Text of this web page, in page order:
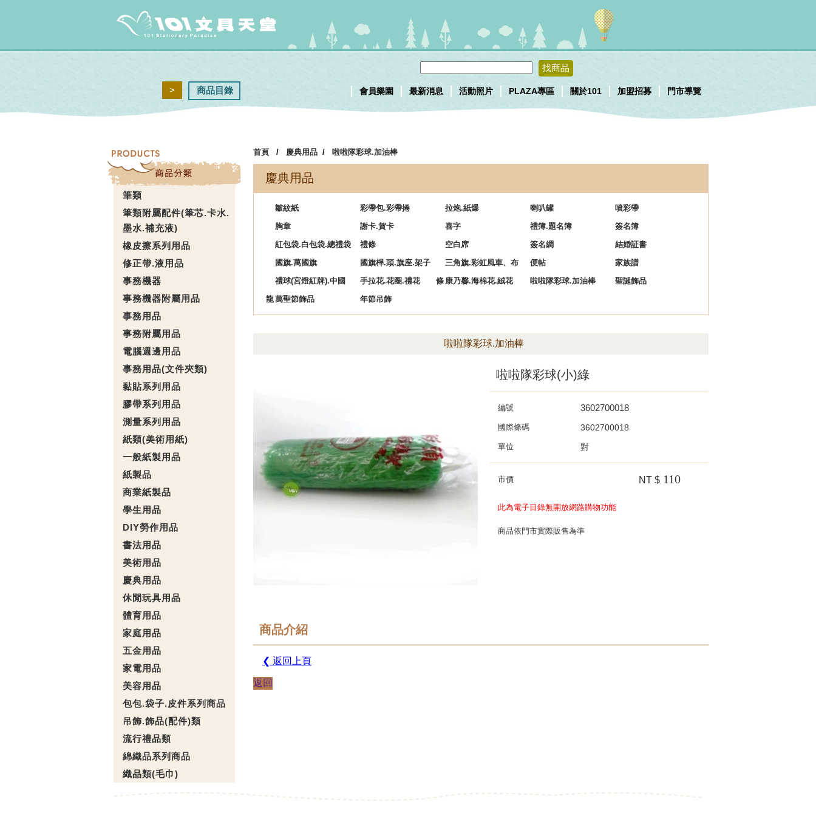
> 商品目錄
找商品
會員樂園 最新消息 活動照片 PLAZA專區 關於101 加盟招募 門市導覽
筆類
筆類附屬配件(筆芯.卡水.
墨水.補充液)
橡皮擦系列用品
修正帶.液用品
事務機器
事務機器附屬用品
事務用品
事務附屬用品
電腦週邊用品
事務用品(文件夾類)
黏貼系列用品
膠帶系列用品
測量系列用品
紙類(美術用紙)
一般紙製用品
紙製品
商業紙製品
學生用品
DIY勞作用品
書法用品
美術用品
慶典用品
休閒玩具用品
體育用品
家庭用品
五金用品
家電用品
美容用品
包包.袋子.皮件系列商品
吊飾.飾品(配件)類
流行禮品類
綿織品系列商品
織品類(毛巾)
首頁 / 慶典用品 / 啦啦隊彩球.加油棒
慶典用品
皺紋紙 彩帶包.彩帶捲 拉炮.紙爆 喇叭罐
噴彩帶
胸章
謝卡.賀卡 喜字 禮簿.題名簿
簽名簿
紅包袋.白包袋.總禮袋
禮條 空白席 簽名綢
結婚証書
國旗.萬國旗
國旗桿.頭.旗座.架子
三角旗.彩虹風車、布
條
便帖
家族譜
禮球(宮燈紅牌).中國
龍
手拉花.花圈.禮花 康乃馨.海棉花.絨花 啦啦隊彩球.加油棒
聖誕飾品
萬聖節飾品
年節吊飾
啦啦隊彩球.加油棒
啦啦隊彩球(小)綠
編號 3602700018
國際條碼 3602700018
單位 對
市價 NT $ 110
此為電子目錄無開放網路購物功能
商品依門市實際販售為準
商品介紹
❮ 返回上頁
返回